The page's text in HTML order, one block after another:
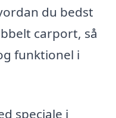
du bedst
carport, så
funktionel i
speciale i